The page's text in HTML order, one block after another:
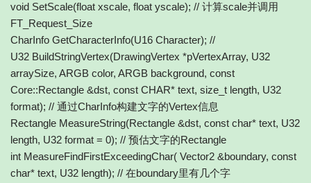
void SetScale(float xscale, float yscale); // 计算scale并调用
FT_Request_Size
CharInfo GetCharacterInfo(U16 Character); //
U32 BuildStringVertex(DrawingVertex *pVertexArray, U32
arraySize, ARGB color, ARGB background, const
Core::Rectangle &dst, const CHAR* text, size_t length, U32
format); // 通过CharInfo构建文字的Vertex信息
Rectangle MeasureString(Rectangle &dst, const char* text, U32
length, U32 format = 0); // 预估文字的Rectangle
int MeasureFindFirstExceedingChar( Vector2 &boundary, const
char* text, U32 length); // 在boundary里有几个字